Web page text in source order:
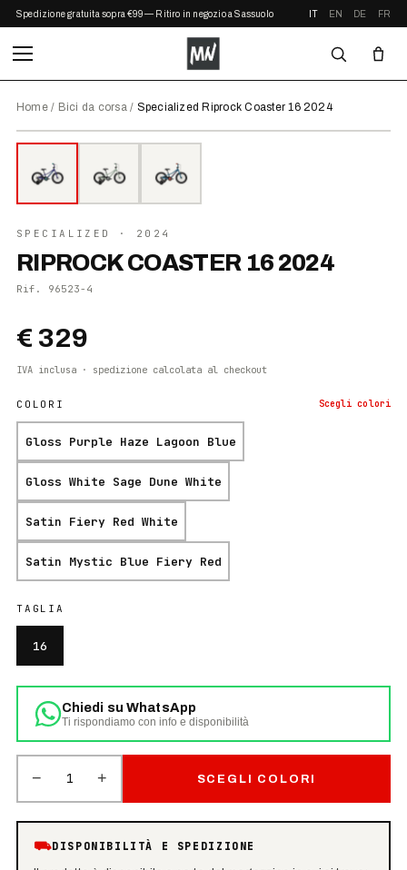
Spedizione gratuita sopra €99 — Ritiro in negozio a Sassuolo IT EN DE FR
Home/ Bici da corsa/ Specialized Riprock Coaster 16 2024⤢ ZOOM
SPECIALIZED · 2024
RIPROCK COASTER 16 2024
Rif. 96523-4
€ 329
IVA inclusa · spedizione calcolata al checkout
COLORI Scegli colori
Gloss Purple Haze Lagoon Blue
Gloss White Sage Dune White
Satin Fiery Red White
Satin Mystic Blue Fiery Red
TAGLIA
16
Chiedi su WhatsApp
Ti rispondiamo con info e disponibilità
− 1 + SCEGLI COLORI
⛟DISPONIBILITÀ E SPEDIZIONE